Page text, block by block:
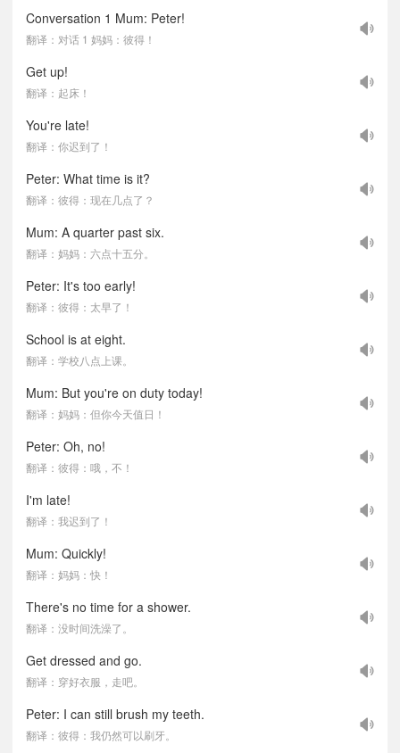
Conversation 1 Mum: Peter!
翻译：对话 1 妈妈：彼得！
Get up!
翻译：起床！
You're late!
翻译：你迟到了！
Peter: What time is it?
翻译：彼得：现在几点了？
Mum: A quarter past six.
翻译：妈妈：六点十五分。
Peter: It's too early!
翻译：彼得：太早了！
School is at eight.
翻译：学校八点上课。
Mum: But you're on duty today!
翻译：妈妈：但你今天值日！
Peter: Oh, no!
翻译：彼得：哦，不！
I'm late!
翻译：我迟到了！
Mum: Quickly!
翻译：妈妈：快！
There's no time for a shower.
翻译：没时间洗澡了。
Get dressed and go.
翻译：穿好衣服，走吧。
Peter: I can still brush my teeth.
翻译：彼得：我仍然可以刷牙。